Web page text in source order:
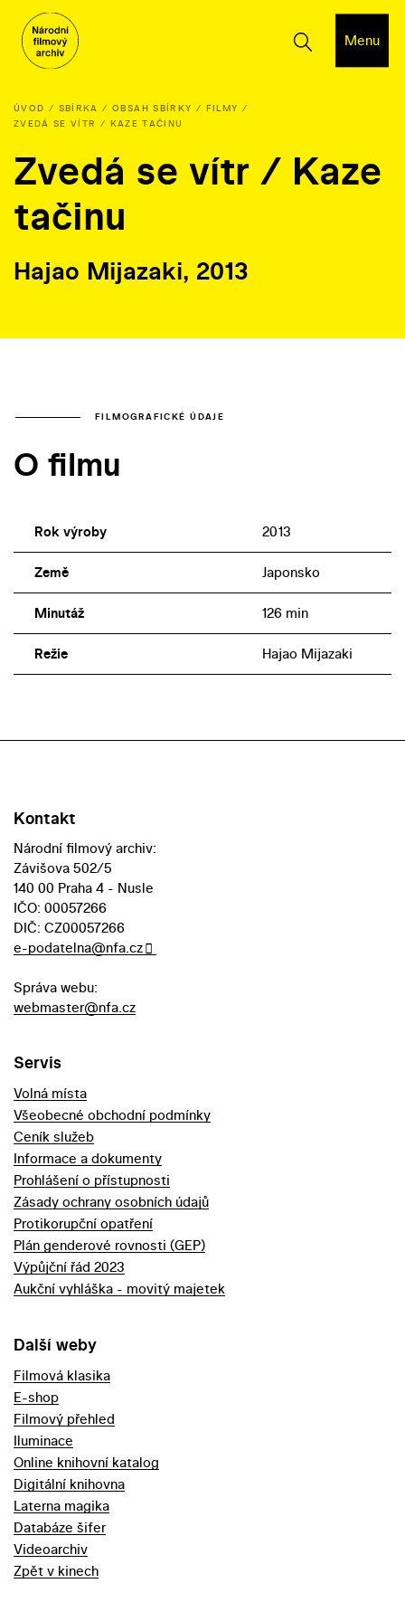
Menu
ÚVOD SBÍRKA OBSAH SBÍRKY
FILMY
ZVEDÁ SE VÍTR / KAZE TAČINU
Zvedá se vítr / Kaze
tačinu
Hajao Mijazaki, 2013
FILMOGRAFICKÉ ÚDAJE
O filmu
Rok výroby 2013
Země Japonsko
Minutáž 126 min
Režie Hajao Mijazaki
Kontakt
Národní filmový archiv:
Závišova 502/5
140 00 Praha 4 - Nusle
IČO: 00057266
DIČ: CZ00057266
e-podatelna@nfa.cz
Správa webu:
webmaster@nfa.cz
Servis
Volná místa
Všeobecné obchodní podmínky
Ceník služeb
Informace a dokumenty
Prohlášení o přístupnosti
Zásady ochrany osobních údajů
Protikorupční opatření
Plán genderové rovnosti (GEP)
Výpůjční řád 2023
Aukční vyhláška - movitý majetek
Další weby
Filmová klasika
E-shop
Filmový přehled
Iluminace
Online knihovní katalog
Digitální knihovna
Laterna magika
Databáze šifer
Videoarchiv
Zpět v kinech